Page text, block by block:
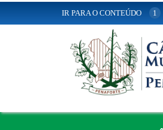
IR PARA O CONTEÚDO 1